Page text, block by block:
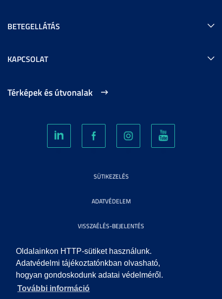
Oldalainkon HTTP-sütiket használunk.
Adatvédelmi tájékoztatónkban olvasható,
hogyan gondoskodunk adatai védelméről.
További információ
BETEGELLÁTÁS
KAPCSOLAT
Térképek és útvonalak
SÜTIKEZELÉS
ADATVÉDELEM
VISSZAÉLÉS-BEJELENTÉS
KÖZÉRDEKŰ ADATOK
IMPRESSZUM